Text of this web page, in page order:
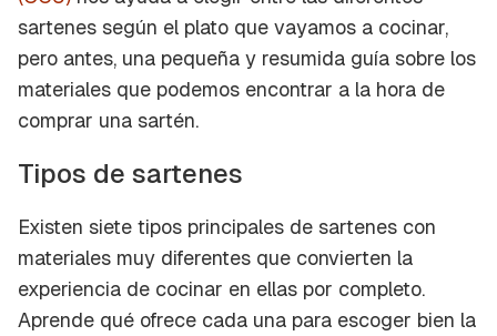
sartenes según el plato que vayamos a cocinar,
pero antes, una pequeña y resumida guía sobre los
materiales que podemos encontrar a la hora de
comprar una sartén.
Tipos de sartenes
Existen siete tipos principales de sartenes con
materiales muy diferentes que convierten la
experiencia de cocinar en ellas por completo.
Aprende qué ofrece cada una para escoger bien la